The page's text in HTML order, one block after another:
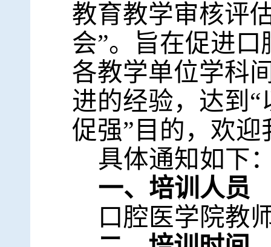
教育教学审核评
会”。旨在促进
各教学单位学科
进的经验，达到
促强”目的，欢
具体通知如下
一、培训人员
口腔医学院教